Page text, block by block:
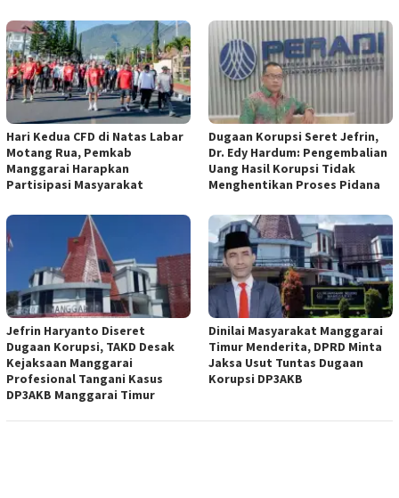
Hari Kedua CFD di Natas Labar
Motang Rua, Pemkab
Manggarai Harapkan
Partisipasi Masyarakat
Dugaan Korupsi Seret Jefrin,
Dr. Edy Hardum: Pengembalian
Uang Hasil Korupsi Tidak
Menghentikan Proses Pidana
Jefrin Haryanto Diseret
Dugaan Korupsi, TAKD Desak
Kejaksaan Manggarai
Profesional Tangani Kasus
DP3AKB Manggarai Timur
Dinilai Masyarakat Manggarai
Timur Menderita, DPRD Minta
Jaksa Usut Tuntas Dugaan
Korupsi DP3AKB